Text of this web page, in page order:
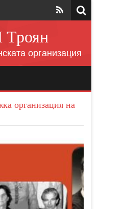
организация
организация на